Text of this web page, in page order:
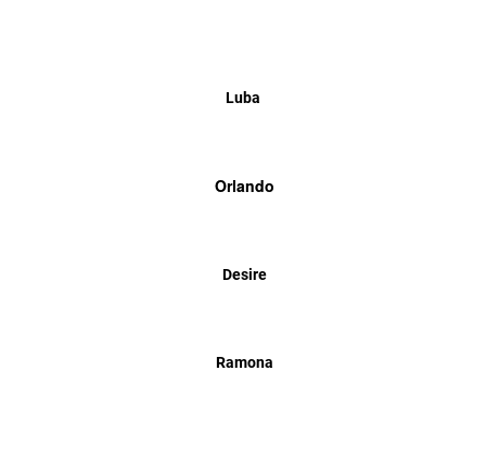
Luba
Orlando
Desire
Ramona